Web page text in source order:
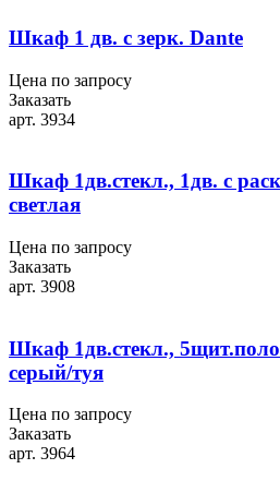
Шкаф 1 дв. с зерк. Dante
Цена по запросу
Заказать
арт. 3934
Шкаф 1дв.стекл., 1дв. с
светлая
Цена по запросу
Заказать
арт. 3908
Шкаф 1дв.стекл.,
серый/туя
Цена по запросу
Заказать
арт. 3964